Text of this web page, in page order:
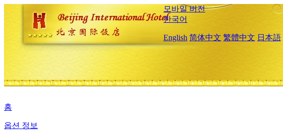
모바일 버전
한국어
English 简体中文 繁體中文 日本語
홈
옵션 정보